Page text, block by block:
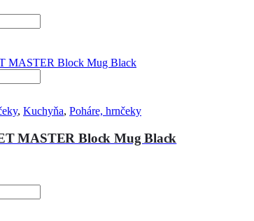
, Kuchyňa, Poháre, hrnčeky
MASTER Block Mug Black